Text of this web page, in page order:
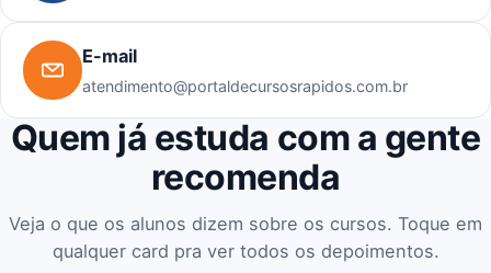
E-mail
atendimento@portaldecursosrapidos.com.br
Quem já estuda com a gente
recomenda
Veja o que os alunos dizem sobre os cursos. Toque em
qualquer card pra ver todos os depoimentos.